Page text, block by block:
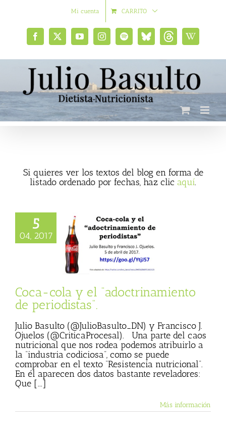
Mi cuenta CARRITO
Facebook
X YouTubeInstagramSpotifyBluesky
social
ThreadsWikipedia
Si quieres ver los textos del blog en forma de
listado ordenado por fechas, haz clic aquí.
5
04, 2017
cola y el
de
Coca-cola y el “adoctrinamiento
de periodistas”.
Julio Basulto (@JulioBasulto_DN) y Francisco J.
Ojuelos (@CriticaProcesal). Una parte del caos
nutricional que nos rodea podemos atribuirlo a
la “industria codiciosa”, como se puede
comprobar en el texto “Resistencia nutricional”.
En él aparecen dos datos bastante reveladores:
Que [...]
Más información